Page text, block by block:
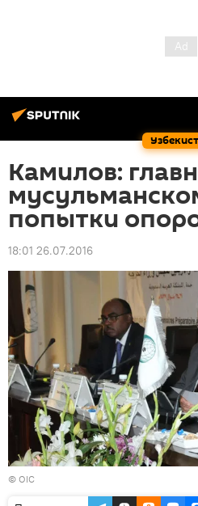
Камилов:
попытки
18:01 26.07.2016
© OIC